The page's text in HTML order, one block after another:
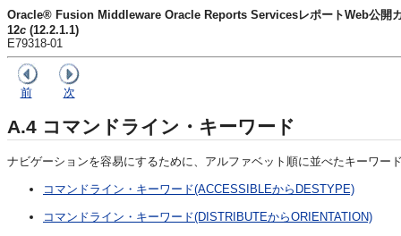
Oracle® Fusion Middleware Oracle Reports ServicesレポートWeb公開
12c (12.2.1.1)
E79318-01
前 次
A.4 コマンドライン・キーワード
ナビゲーションを容易にするために、アルファベット順に並べたキーワー
コマンドライン・キーワード(ACCESSIBLEからDESTYPE)
コマンドライン・キーワード(DISTRIBUTEからORIENTATION)